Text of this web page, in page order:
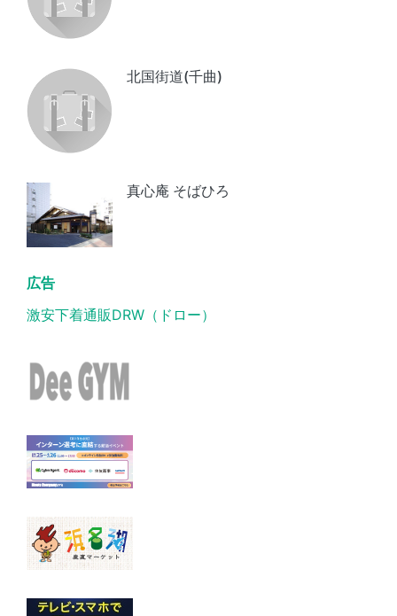
北国街道(千曲)
真心庵 そばひろ
広告
激安下着通販DRW（ドロー）